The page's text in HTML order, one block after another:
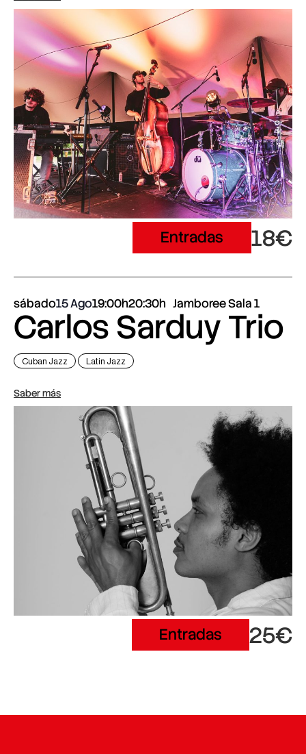
Entradas 18€
sábado15 Ago19:00h20:30h Jamboree Sala 1
Carlos Sarduy Trio
Cuban Jazz Latin Jazz
Saber más
Entradas 25€